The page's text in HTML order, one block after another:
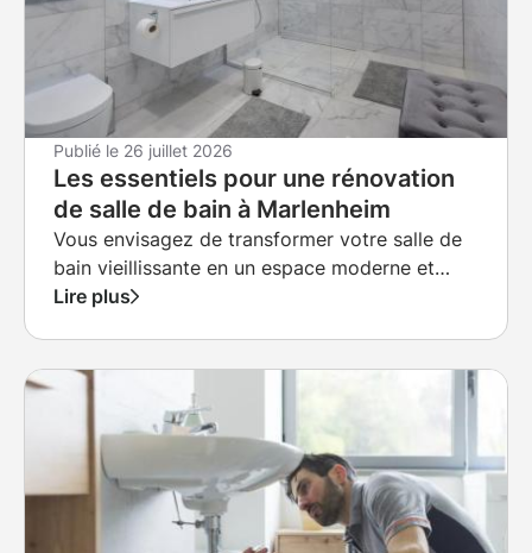
Publié le 26 juillet 2026
Les essentiels pour une rénovation
de salle de bain à Marlenheim
Vous envisagez de transformer votre salle de
bain vieillissante en un espace moderne et
fonctionnel ?
Lire plus